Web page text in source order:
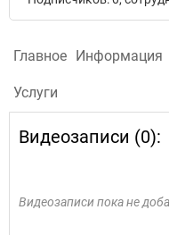
Главное Информация
Услуги
Видеозаписи (0):
Видеозаписи пока не